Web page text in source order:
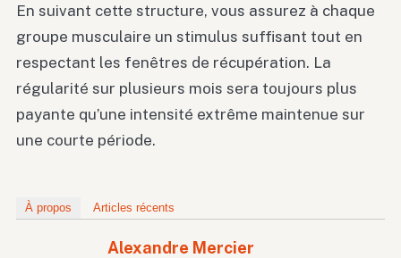
En suivant cette structure, vous assurez à chaque
groupe musculaire un stimulus suffisant tout en
respectant les fenêtres de récupération. La
régularité sur plusieurs mois sera toujours plus
payante qu’une intensité extrême maintenue sur
une courte période.
À propos Articles récents
Alexandre Mercier